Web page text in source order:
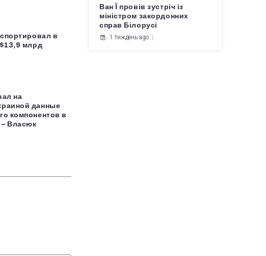
в
млрд
на
данные
компонентов в
Власюк
Ван Ї провів зустріч із
міністром закордонних
справ Білорусі
1 тиждень ago